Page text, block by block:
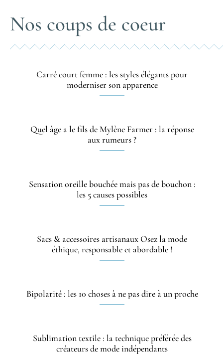
Nos coups de coeur
Carré court femme : les styles élégants pour
moderniser son apparence
Quel âge a le fils de Mylène Farmer : la réponse
aux rumeurs ?
Sensation oreille bouchée mais pas de bouchon :
les 5 causes possibles
Sacs & accessoires artisanaux Osez la mode
éthique, responsable et abordable !
Bipolarité : les 10 choses à ne pas dire à un proche
Sublimation textile : la technique préférée des
créateurs de mode indépendants